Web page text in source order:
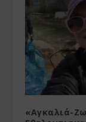
«Αγκαλιά-